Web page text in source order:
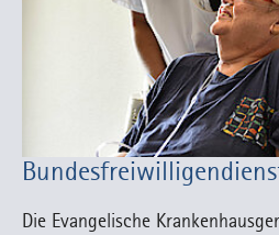
Die Evangelische